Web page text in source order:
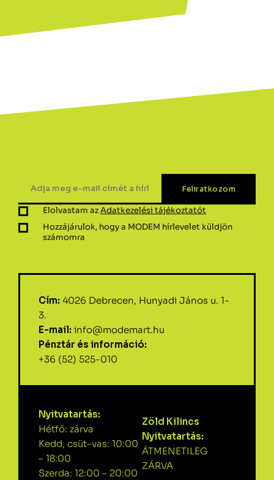
Elolvastam azAdatkezelési tájékoztatót
Hozzájárulok, hogy a MODEM hírlevelet küldjön
számomra
Cím: 4026 Debrecen, Hunyadi János u. 1-
3.
E-mail: info@modemart.hu
Pénztár és információ:
+36 (52) 525-010
Nyitvatartás:
Hétfő: zárva
Kedd, csüt-vas: 10:00
– 18:00
Szerda: 12:00 – 20:00
Zöld Kilincs
Nyitvatartás:
ÁTMENETILEG
ZÁRVA